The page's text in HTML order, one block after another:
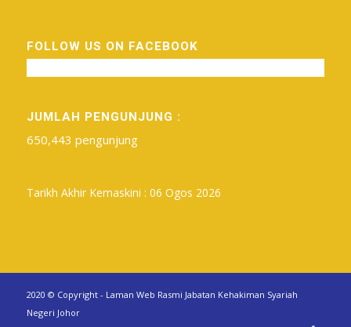
FOLLOW US ON FACEBOOK
JUMLAH PENGUNJUNG :
650,443 pengunjung
Tarikh Akhir Kemaskini : 06 Ogos 2026
2020 © Copyright - Laman Web Rasmi Jabatan Kehakiman Syariah
Negeri Johor